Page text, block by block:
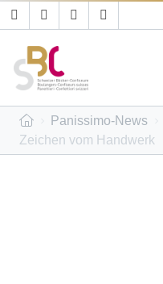
Panissimo-News
Zeichen vom Handwerk